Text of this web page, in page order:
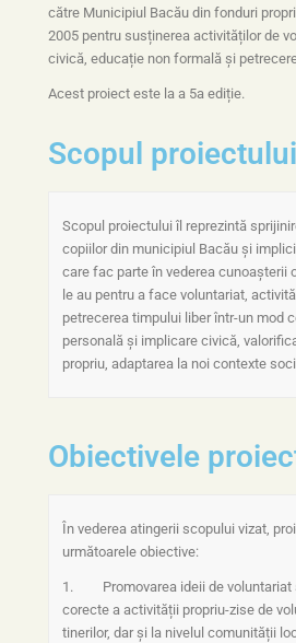
către Municipiul Bacău din fonduri
2005 pentru susținerea activităților de
civică, educație non formală și
Acest proiect este la a 5a ediție.
Scopul proiectului
Scopul proiectului îl reprezintă
copiilor din municipiul Bacău și
care fac parte în vederea cunoașterii
le au pentru a face voluntariat,
petrecerea timpului liber într-un mod
personală și implicare civică,
propriu, adaptarea la noi contexte
Obiectivele
În vederea atingerii scopului vizat,
următoarele obiective:
1. Promovarea ideii de voluntariat
corecte a activității propriu-zise de
tinerilor, dar și la nivelul comunității